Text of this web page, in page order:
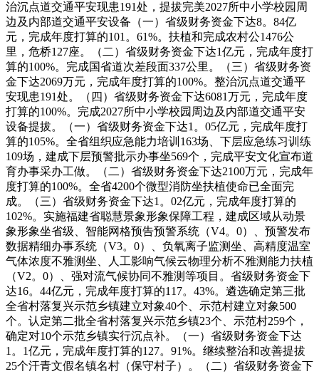
治沉点道交通平安现患191处，提拔完美2027所中小学校园周
边及内部道交通平安设备（一）省级财务资金下达8。84亿
元，完成年度打算的101。61%。扶植和完成农村公1476公
里，危桥127座。（二）省级财务资金下达1亿元，完成年度打
算的100%。完成国省道次差段面337公里。（三）省级财务资
金下达2069万元，完成年度打算的100%。整治沉点道交通平
安现患191处。（四）省级财务资金下达6081万元，完成年度
打算的100%。完成2027所中小学校园周边及内部道交通平安
设备提拔。（一）省级财务资金下达1。05亿元，完成年度打
算的105%。全省组织应急能力培训163场、下层应急练习训练
109场，建成下层预警批示办事坐569个，完成平安文化宣布道
育办事采办工做。（二）省级财务资金下达2100万元，完成年
度打算的100%。全省4200个微型消防坐扶植使命已全面完
成。（三）省级财务资金下达1。02亿元，完成年度打算的
102%。实施福建省聪慧景象形象保障工程，建成区域从动景
象形象坐省级、智能网格预告预警系统（V4。0）、预警发布
数据精细办事系统（V3。0）、负氧离子监测坐、高精度温室
气体浓度不雅测坐、人工影响气候云物理分析不雅测能力扶植
（V2。0）、强对流气候协同不雅测等项目。省级财务资金下
达16。44亿元，完成年度打算的117。43%。遴选确定第三批
全省村落复兴示范乡镇建立对象40个、示范村建立对象500
个。认定第二批全省村落复兴示范乡镇23个、示范村259个，
确定对10个示范乡镇实行沉点补。（一）省级财务资金下达
1。1亿元，完成年度打算的127。91%。继续整治和改善提拔
25个汗青文假名镇名村（保守村子）。（二）省级财务资金下